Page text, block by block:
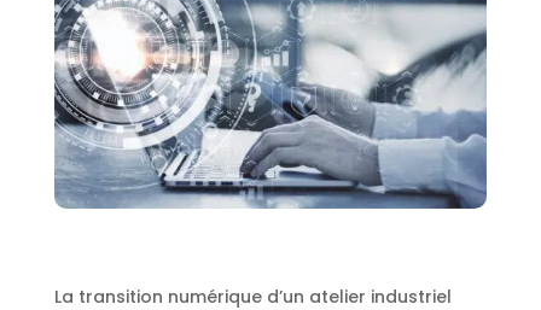
La transition numérique d’un atelier industriel